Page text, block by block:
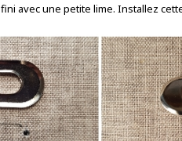
fini avec une petite lime. Installez